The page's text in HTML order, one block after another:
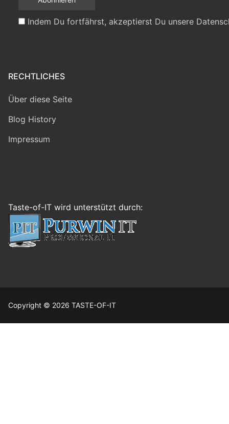
Indem Du fortfährst, akzeptierst Du unsere
RECHTLICHES
Über diese Seite
Blog History
Impressum
Taste-of-IT wird unterstützt durch:
Copyright © 2026 TASTE-OF-IT